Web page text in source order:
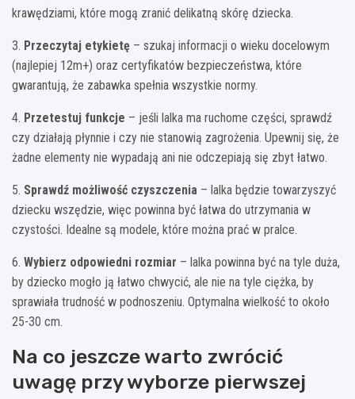
krawędziami, które mogą zranić delikatną skórę dziecka.
3. Przeczytaj etykietę – szukaj informacji o wieku docelowym
(najlepiej 12m+) oraz certyfikatów bezpieczeństwa, które
gwarantują, że zabawka spełnia wszystkie normy.
4. Przetestuj funkcje – jeśli lalka ma ruchome części, sprawdź
czy działają płynnie i czy nie stanowią zagrożenia. Upewnij się, że
żadne elementy nie wypadają ani nie odczepiają się zbyt łatwo.
5. Sprawdź możliwość czyszczenia – lalka będzie towarzyszyć
dziecku wszędzie, więc powinna być łatwa do utrzymania w
czystości. Idealne są modele, które można prać w pralce.
6. Wybierz odpowiedni rozmiar – lalka powinna być na tyle duża,
by dziecko mogło ją łatwo chwycić, ale nie na tyle ciężka, by
sprawiała trudność w podnoszeniu. Optymalna wielkość to około
25-30 cm.
Na co jeszcze warto zwrócić
uwagę przy wyborze pierwszej